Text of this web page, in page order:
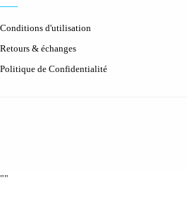
Conditions d'utilisation
Retours & échanges
Politique de Confidentialité
""